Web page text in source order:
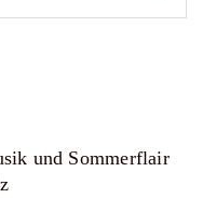
und Sommerflair